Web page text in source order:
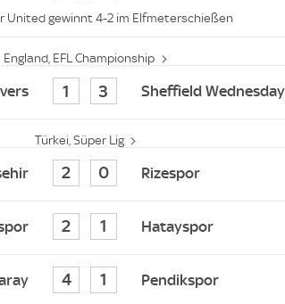
United gewinnt 4-2 im Elfmeterschießen
England, EFL Championship
1 3 Sheffield Wednesday
Türkei, Süper Lig
2 0 Rizespor
2 1 Hatayspor
4 1 Pendikspor